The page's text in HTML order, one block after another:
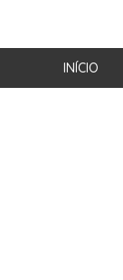
INÍCIO